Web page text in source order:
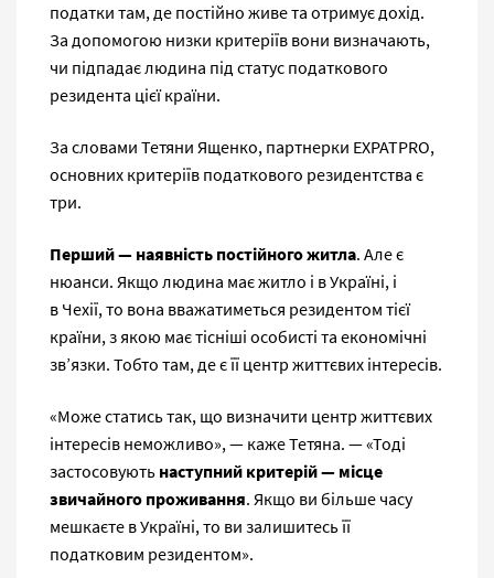
податки там, де постійно живе та отримує дохід.
За допомогою низки критеріїв вони визначають,
чи підпадає людина під статус податкового
резидента цієї країни.
За словами Тетяни Ященко, партнерки EXPATPRO,
основних критеріїв податкового резидентства є
три.
Перший— наявність постійного житла. Але є
нюанси. Якщо людина має житло і в Україні, і
в Чехії, то вона вважатиметься резидентом тієї
країни, з якою має тісніші особисті та економічні
зв’язки. Тобто там, де є її центр життєвих інтересів.
«Може статись так, що визначити центр життєвих
інтересів неможливо», — каже Тетяна. — «Тоді
застосовують наступний критерій— місце
звичайного проживання. Якщо ви більше часу
мешкаєте в Україні, то ви залишитесь її
податковим резидентом».